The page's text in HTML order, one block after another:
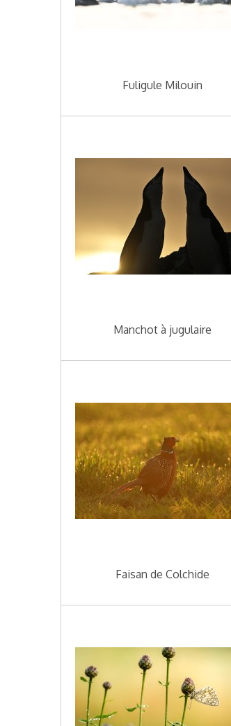
Fuligule Milouin
Manchot à jugulaire
Faisan de Colchide